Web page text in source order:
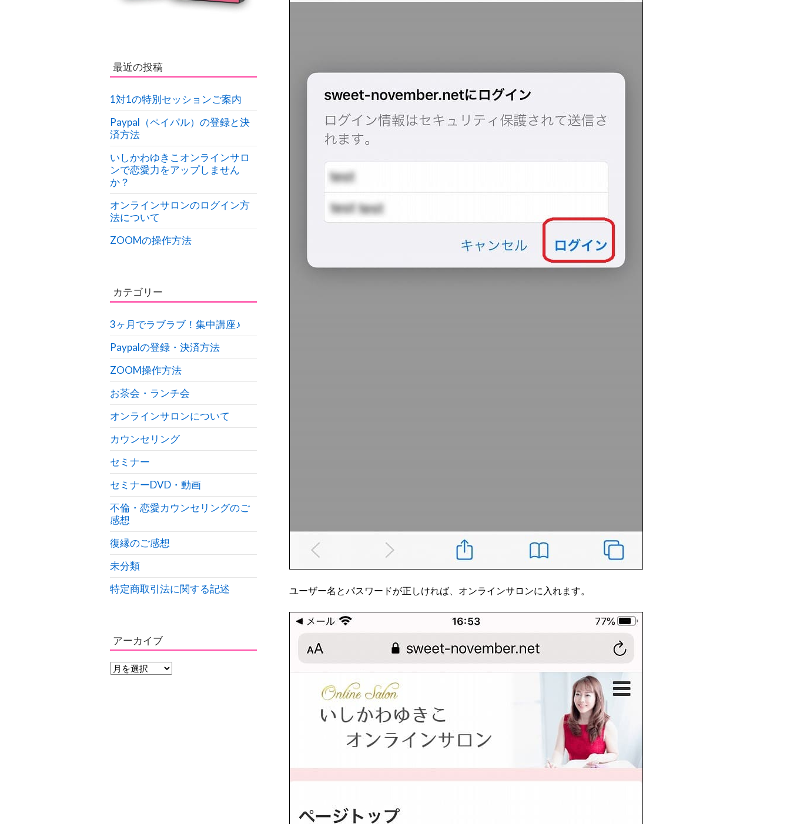
ユーザー名とパスワードが正しければ、オンラインサロンに入れます。
最近の投稿
1対1の特別セッションご案内
Paypal（ペイパル）の登録と決
済方法
いしかわゆきこオンラインサロ
ンで恋愛力をアップしません
か？
オンラインサロンのログイン方
法について
ZOOMの操作方法
カテゴリー
3ヶ月でラブラブ！集中講座♪
Paypalの登録・決済方法
ZOOM操作方法
お茶会・ランチ会
オンラインサロンについて
カウンセリング
セミナー
セミナーDVD・動画
不倫・恋愛カウンセリングのご
感想
復縁のご感想
未分類
特定商取引法に関する記述
アーカイブ
ア
ー